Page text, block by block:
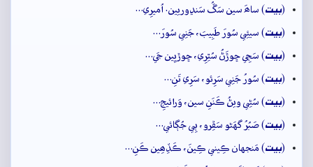
(بيت) ساھَ سين سَڱُ سَنڍوريين. اُميرِي…
(بيت) سيئِي سُورَ طَبِيبَ، جَنِي سُورَ…
(بيت) سَڄِي ڇوڙَڻُ سُٿِرِي، ڇوڙيِين جَي…
(بيت) سُورُ جَنِي سَرِئو، سَرِي تَنِ…
(بيت) سُڻِي ويڻُ ڪَنَنِ سين، وَرائيجِ…
(بيت) صَبُرُ گهَڻو سَڦِرو، ٻِي جُڳائي…
(بيت) مَنجهان ڪِيني ڪِينَ، ڪَڏِھِين ڪَنِ…